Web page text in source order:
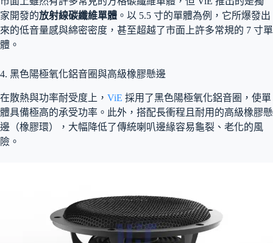
家開發的放射線碳纖維單體 。以 5.5 寸的單體為例，它所爆發出
來的低音量感與綿密密度，甚至超越了市面上許多常規的 7 寸單
體。
4. 黑色陽極氧化鋁音圈與高級橡膠懸邊
在散熱與功率耐受度上， ViE 採用了黑色陽極氧化鋁音圈，使單
體具備極高的承受功率。此外，搭配長衝程且耐用的高級橡膠懸
邊（橡膠環），大幅降低了傳統喇叭邊緣容易龜裂、老化的風
險。